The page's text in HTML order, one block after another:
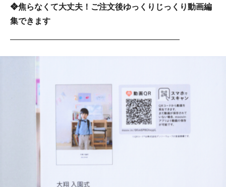
❖焦らなくて大丈夫！ご注文後ゆっくりじっくり動画編
集できます
―――――――――――――――――――――